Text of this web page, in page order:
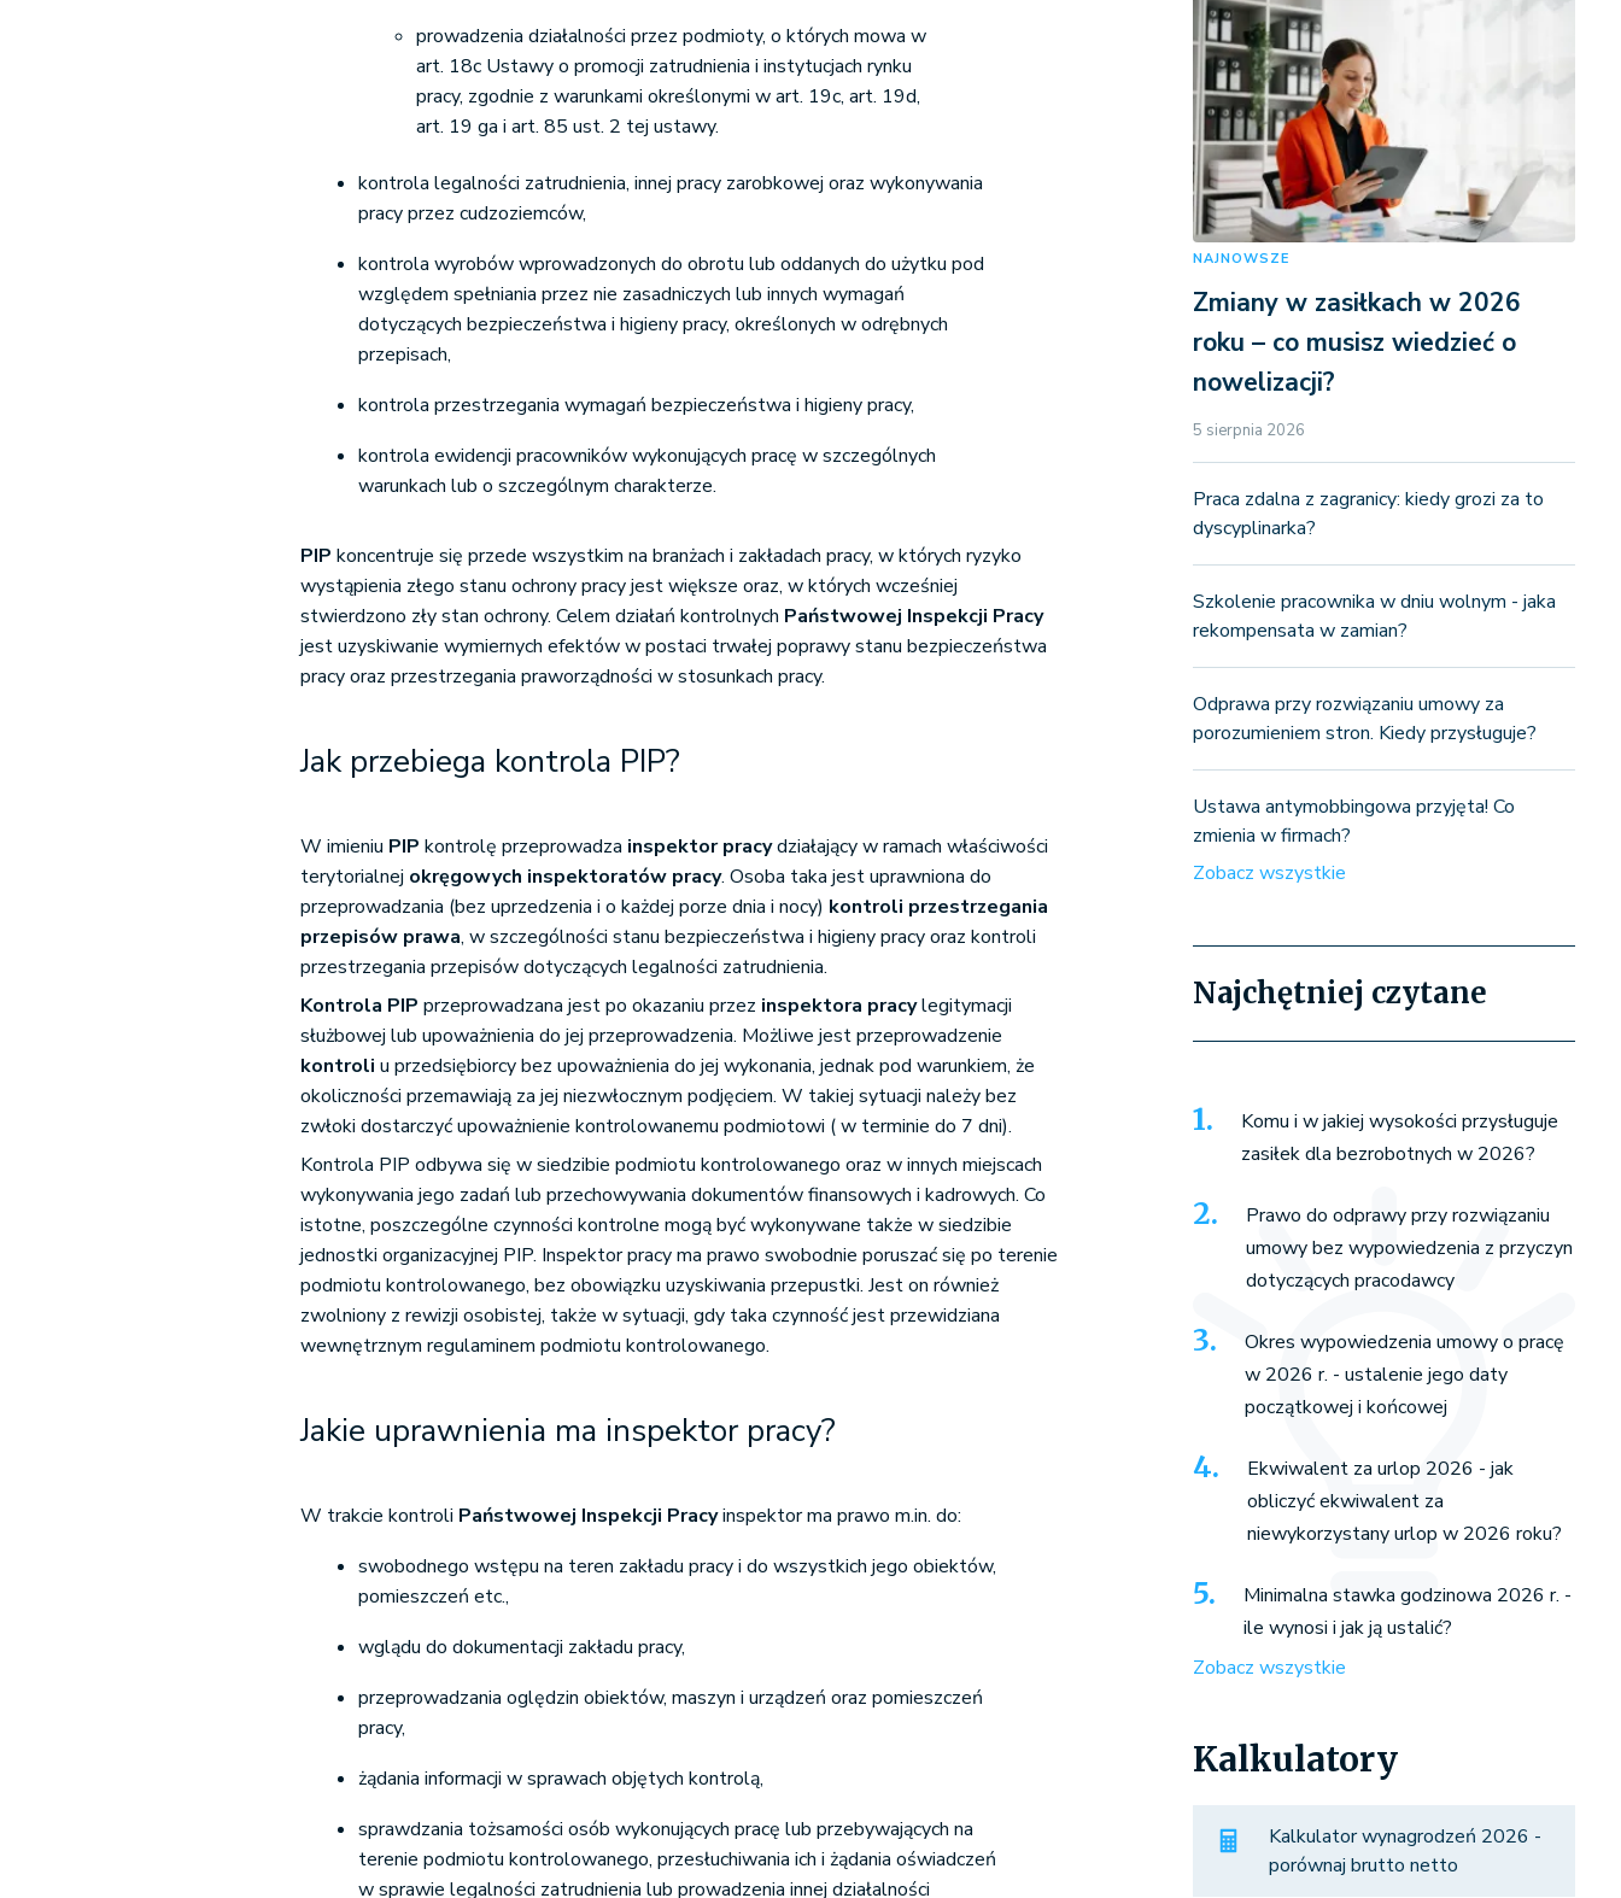
prowadzenia działalności przez podmioty, o których mowa w
art. 18c Ustawy o promocji zatrudnienia i instytucjach rynku
pracy, zgodnie z warunkami określonymi w art. 19c, art. 19d,
art. 19 ga i art. 85 ust. 2 tej ustawy.
kontrola legalności zatrudnienia, innej pracy zarobkowej oraz wykonywania
pracy przez cudzoziemców,
kontrola wyrobów wprowadzonych do obrotu lub oddanych do użytku pod
względem spełniania przez nie zasadniczych lub innych wymagań
dotyczących bezpieczeństwa i higieny pracy, określonych w odrębnych
przepisach,
kontrola przestrzegania wymagań bezpieczeństwa i higieny pracy,
kontrola ewidencji pracowników wykonujących pracę w szczególnych
warunkach lub o szczególnym charakterze.
PIP koncentruje się przede wszystkim na branżach i zakładach pracy, w których ryzyko
wystąpienia złego stanu ochrony pracy jest większe oraz, w których wcześniej
stwierdzono zły stan ochrony. Celem działań kontrolnych Państwowej Inspekcji Pracy
jest uzyskiwanie wymiernych efektów w postaci trwałej poprawy stanu bezpieczeństwa
pracy oraz przestrzegania praworządności w stosunkach pracy.
Jak przebiega kontrola PIP?
W imieniu PIP kontrolę przeprowadza inspektor pracydziałający w ramach właściwości
terytorialnej okręgowych inspektoratów pracy. Osoba taka jest uprawniona do
przeprowadzania (bez uprzedzenia i o każdej porze dnia i nocy) kontroli przestrzegania
przepisów prawa, w szczególności stanu bezpieczeństwa i higieny pracy oraz kontroli
przestrzegania przepisów dotyczących legalności zatrudnienia.
Kontrola PIP przeprowadzana jest po okazaniu przez inspektora pracylegitymacji
służbowej lub upoważnienia do jej przeprowadzenia. Możliwe jest przeprowadzenie
kontroli u przedsiębiorcy bez upoważnienia do jej wykonania, jednak pod warunkiem, że
okoliczności przemawiają za jej niezwłocznym podjęciem. W takiej sytuacji należy bez
zwłoki dostarczyć upoważnienie kontrolowanemu podmiotowi ( w terminie do 7 dni).
Kontrola PIP odbywa się w siedzibie podmiotu kontrolowanego oraz w innych miejscach
wykonywania jego zadań lub przechowywania dokumentów finansowych i kadrowych. Co
istotne, poszczególne czynności kontrolne mogą być wykonywane także w siedzibie
jednostki organizacyjnej PIP. Inspektor pracy ma prawo swobodnie poruszać się po terenie
podmiotu kontrolowanego, bez obowiązku uzyskiwania przepustki. Jest on również
zwolniony z rewizji osobistej, także w sytuacji, gdy taka czynność jest przewidziana
wewnętrznym regulaminem podmiotu kontrolowanego.
Jakie uprawnienia ma inspektor pracy?
W trakcie kontroli Państwowej Inspekcji Pracyinspektor ma prawo m.in. do:
swobodnego wstępu na teren zakładu pracy i do wszystkich jego obiektów,
pomieszczeń etc.,
wglądu do dokumentacji zakładu pracy,
przeprowadzania oględzin obiektów, maszyn i urządzeń oraz pomieszczeń
pracy,
żądania informacji w sprawach objętych kontrolą,
sprawdzania tożsamości osób wykonujących pracę lub przebywających na
terenie podmiotu kontrolowanego, przesłuchiwania ich i żądania oświadczeń
w sprawie legalności zatrudnienia lub prowadzenia innej działalności
NAJNOWSZE
Zmiany w zasiłkach w 2026
roku – co musisz wiedzieć o
nowelizacji?
5 sierpnia 2026
Praca zdalna z zagranicy: kiedy grozi za to
dyscyplinarka?
Szkolenie pracownika w dniu wolnym - jaka
rekompensata w zamian?
Odprawa przy rozwiązaniu umowy za
porozumieniem stron. Kiedy przysługuje?
Ustawa antymobbingowa przyjęta! Co
zmienia w firmach?
Zobacz wszystkie
Najchętniej czytane
Komu i w jakiej wysokości przysługuje
zasiłek dla bezrobotnych w 2026?
Prawo do odprawy przy rozwiązaniu
umowy bez wypowiedzenia z przyczyn
dotyczących pracodawcy
Okres wypowiedzenia umowy o pracę
w 2026 r. - ustalenie jego daty
początkowej i końcowej
Ekwiwalent za urlop 2026 - jak
obliczyć ekwiwalent za
niewykorzystany urlop w 2026 roku?
Minimalna stawka godzinowa 2026 r. -
ile wynosi i jak ją ustalić?
Zobacz wszystkie
Kalkulatory
Kalkulator wynagrodzeń 2026 -
porównaj brutto netto